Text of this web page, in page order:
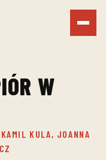
W
KULA, JOANNA